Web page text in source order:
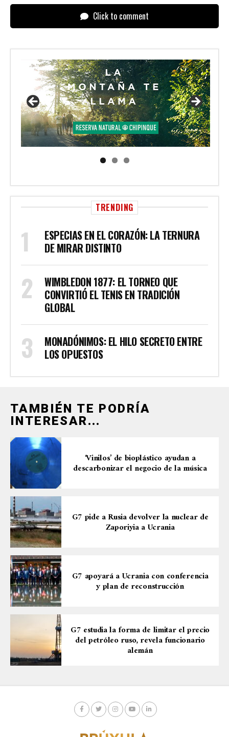
Click to comment
TRENDING
ESPECIAS EN EL CORAZÓN: LA TERNURA
DE MIRAR DISTINTO
WIMBLEDON 1877: EL TORNEO QUE
CONVIRTIÓ EL TENIS EN TRADICIÓN
GLOBAL
MONADÓNIMOS: EL HILO SECRETO ENTRE
LOS OPUESTOS
TAMBIÉN TE PODRÍA
INTERESAR...
‘Vinilos’ de bioplástico ayudan a
descarbonizar el negocio de la música
G7 pide a Rusia devolver la nuclear de
Zaporiyia a Ucrania
G7 apoyará a Ucrania con conferencia
y plan de reconstrucción
G7 estudia la forma de limitar el precio
del petróleo ruso, revela funcionario
alemán